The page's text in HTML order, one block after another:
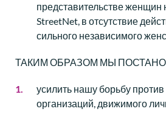
представительстве женщин
StreetNet, в отсутствие
сильного независимого
ТАКИМ ОБРАЗОМ МЫ
усилить нашу борьбу против
организаций, движимого